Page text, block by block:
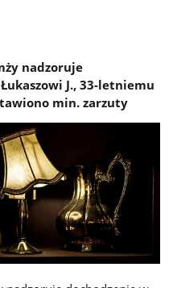
nadzoruje
J., 33-letniemu
min. zarzuty